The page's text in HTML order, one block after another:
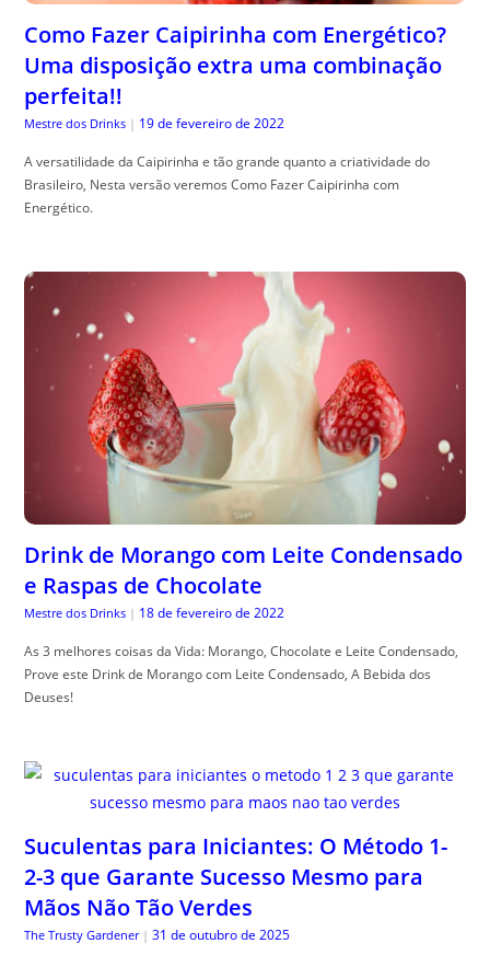
Como Fazer Caipirinha com Energético?
Uma disposição extra uma combinação
perfeita!!
Mestre dos Drinks | 19 de fevereiro de 2022
A versatilidade da Caipirinha e tão grande quanto a criatividade do
Brasileiro, Nesta versão veremos Como Fazer Caipirinha com
Energético.
Drink de Morango com Leite Condensado
e Raspas de Chocolate
Mestre dos Drinks | 18 de fevereiro de 2022
As 3 melhores coisas da Vida: Morango, Chocolate e Leite Condensado,
Prove este Drink de Morango com Leite Condensado, A Bebida dos
Deuses!
Suculentas para Iniciantes: O Método 1-
2-3 que Garante Sucesso Mesmo para
Mãos Não Tão Verdes
The Trusty Gardener | 31 de outubro de 2025